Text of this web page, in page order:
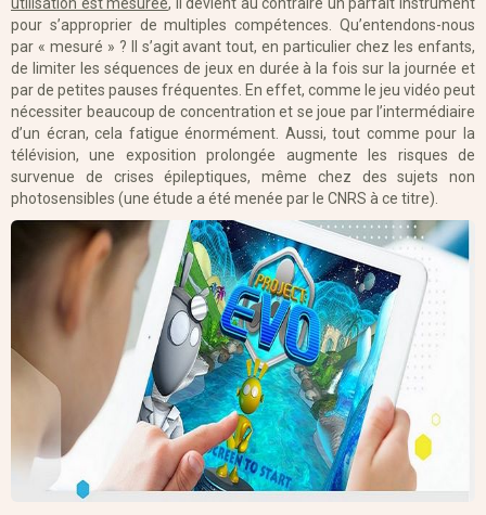
pour s’approprier de multiples compétences. Qu’entendons-nous
par « mesuré » ? Il s’agit avant tout, en particulier chez les enfants,
de limiter les séquences de jeux en durée à la fois sur la journée et
par de petites pauses fréquentes. En effet, comme le jeu vidéo peut
nécessiter beaucoup de concentration et se joue par l’intermédiaire
d’un écran, cela fatigue énormément. Aussi, tout comme pour la
télévision, une exposition prolongée augmente les risques de
survenue de crises épileptiques, même chez des sujets non
photosensibles (une étude a été menée par le CNRS à ce titre).